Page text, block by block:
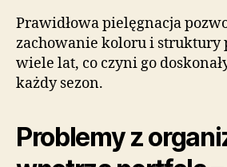
Prawidłowa pielęgnacja
zachowanie koloru i struktury
wiele lat, co czyni go
każdy sezon.
Problemy z